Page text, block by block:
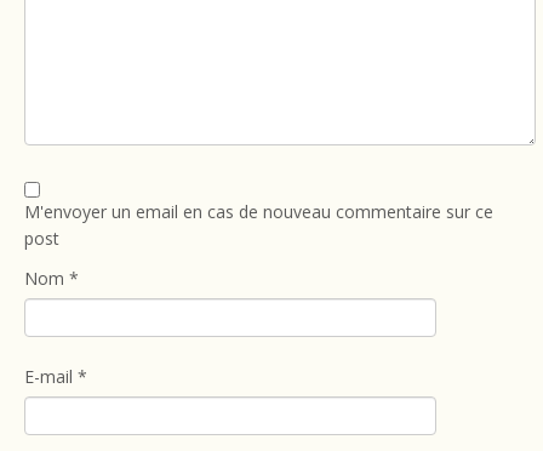
M'envoyer un email en cas de nouveau commentaire sur ce
post
Nom *
E-mail *